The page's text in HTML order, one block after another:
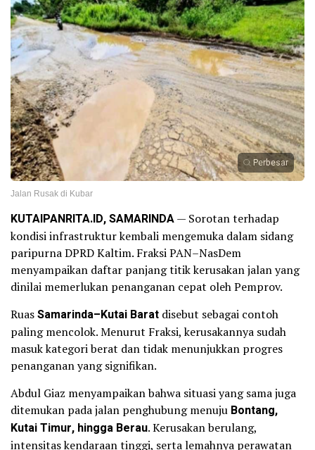
Perbesar
Jalan Rusak di Kubar
KUTAIPANRITA.ID, SAMARINDA— Sorotan terhadap
kondisi infrastruktur kembali mengemuka dalam sidang
paripurna DPRD Kaltim. Fraksi PAN–NasDem
menyampaikan daftar panjang titik kerusakan jalan yang
dinilai memerlukan penanganan cepat oleh Pemprov.
RuasSamarinda–Kutai Barat disebut sebagai contoh
paling mencolok. Menurut Fraksi, kerusakannya sudah
masuk kategori berat dan tidak menunjukkan progres
penanganan yang signifikan.
Abdul Giaz menyampaikan bahwa situasi yang sama juga
ditemukan pada jalan penghubung menuju Bontang,
Kutai Timur, hingga Berau. Kerusakan berulang,
intensitas kendaraan tinggi, serta lemahnya perawatan